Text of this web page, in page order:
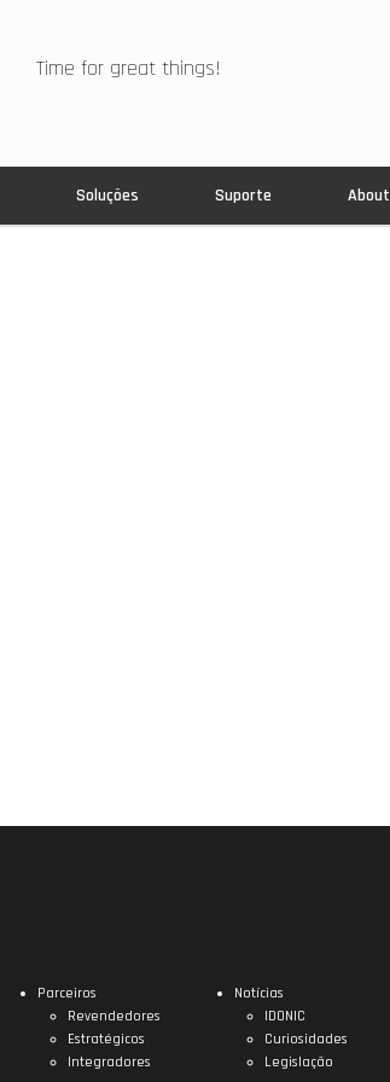
Time for great things!
Soluções Suporte About
Parceiros
Revendedores
Estratégicos
Integradores
Notícias
IDONIC
Curiosidades
Legislação